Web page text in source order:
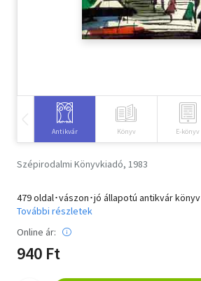
Természettudomány
Antikvár Könyv E-könyv
Szépirodalmi Könyvkiadó, 1983
479 oldal･vászon･jó állapotú antikvár könyv
További részletek
Online ár:
940 Ft